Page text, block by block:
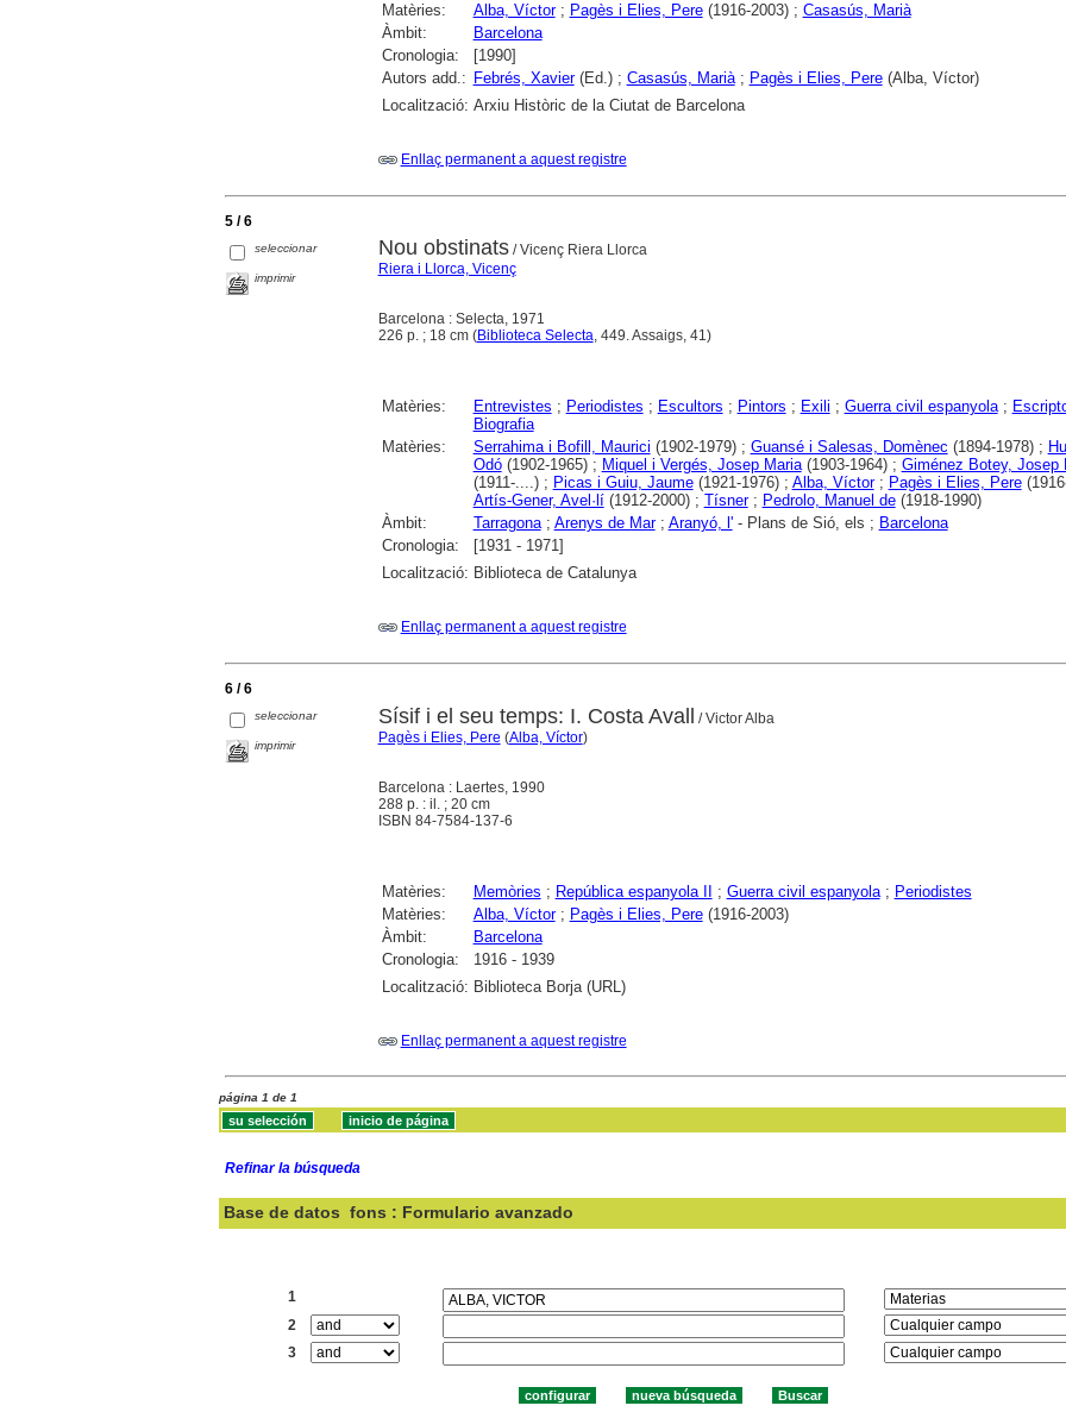
Matèries:
Alba, Víctor; Pagès i Elies, Pere(1916-2003) ; Casasús, Marià
Àmbit:
Barcelona
Cronologia:
[1990]
Autors add.: Febrés, Xavier(Ed.) ; Casasús, Marià; Pagès i Elies, Pere(Alba, Víctor)
Localització: Arxiu Històric de la Ciutat de Barcelona
Enllaç permanent a aquest registre
5 / 6
seleccionar
imprimir
Nou obstinats/ Vicenç Riera Llorca
Riera i Llorca, Vicenç
Barcelona : Selecta, 1971
226 p. ; 18 cm (Biblioteca Selecta, 449. Assaigs, 41)
Matèries: Entrevistes ; Periodistes ; Escultors ; Pintors ; Exili ; Guerra civil espanyola;
Biografia
Matèries:
Serrahima i Bofill, Maurici (1902-1979) ; Guansé i Salesas, Domènec (1894-1978) ;
Odó(1902-1965) ; Miquel i Vergés, Josep Maria(1903-1964) ; Giménez Botey, Josep
(1911-....) ; Picas i Guiu, Jaume(1921-1976) ; Alba, Víctor; Pagès i Elies, Pere
Artís-Gener, Avel·lí(1912-2000) ; Tísner; Pedrolo, Manuel de(1918-1990)
Àmbit:
Tarragona; Arenys de Mar; Aranyó, l'- Plans de Sió, els ; Barcelona
Cronologia:
[1931 - 1971]
Localització: Biblioteca de Catalunya
Enllaç permanent a aquest registre
6 / 6
seleccionar
imprimir
Sísif i el seu temps: I. Costa Avall / Victor Alba
Pagès i Elies, Pere (Alba, Víctor)
Barcelona : Laertes, 1990
288 p. : il. ; 20 cm
ISBN 84-7584-137-6
Matèries: Memòries ; República espanyola II ; Guerra civil espanyola; Periodistes
Matèries:
Alba, Víctor; Pagès i Elies, Pere(1916-2003)
Àmbit:
Barcelona
Cronologia:
1916 - 1939
Localització: Biblioteca Borja (URL)
Enllaç permanent a aquest registre
página 1 de 1
Refinar la búsqueda
Base de datos fons : Formulario avanzado
1
2
3